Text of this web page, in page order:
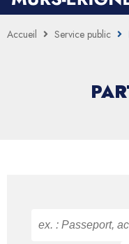
Accueil Service public